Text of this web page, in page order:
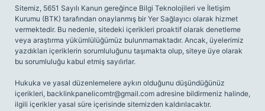
Sitemiz, 5651 Sayılı Kanun gereğince Bilgi Teknolojileri ve İletişim
Kurumu (BTK) tarafından onaylanmış bir Yer Sağlayıcı olarak hizmet
vermektedir. Bu nedenle, sitedeki içerikleri proaktif olarak denetleme
veya araştırma yükümlülüğümüz bulunmamaktadır. Ancak, üyelerimiz
yazdıkları içeriklerin sorumluluğunu taşımakta olup, siteye üye olarak
bu sorumluluğu kabul etmiş sayılırlar.
Hukuka ve yasal düzenlemelere aykırı olduğunu düşündüğünüz
içerikleri, backlinkpanelicomtr@gmail.com adresine bildirmeniz halinde,
ilgili içerikler yasal süre içerisinde sitemizden kaldırılacaktır.